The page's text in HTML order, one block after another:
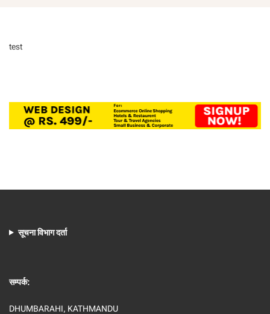
test
सूचना विभाग दर्ता
सम्पर्क:
DHUMBARAHI, KATHMANDU